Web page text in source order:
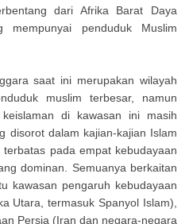
dari Afrika Barat Daya
mempunyai penduduk Muslim
saat ini merupakan wilayah
muslim terbesar, namun
di kawasan ini masih
disorot dalam kajian-kajian Islam
pada empat kebudayaan
dominan. Semuanya berkaitan
kawasan pengaruh kebudayaan
Utara, termasuk Spanyol Islam),
Persia (Iran dan negara-negara